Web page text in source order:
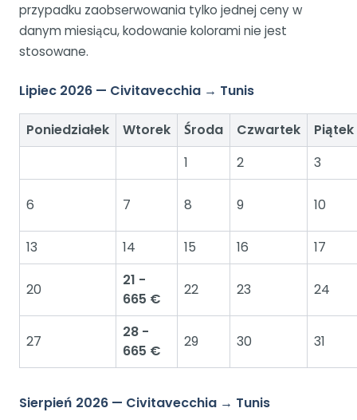
przypadku zaobserwowania tylko jednej ceny w
danym miesiącu, kodowanie kolorami nie jest
stosowane.
Lipiec 2026 — Civitavecchia → Tunis
Poniedziałek Wtorek Środa Czwartek
Piątek
1
2 3
6 7 8 9 10
13 14 15 16 17
20
21 -
665 €
22 23 24
27
28 -
665 €
29 30 31
Sierpień 2026 — Civitavecchia → Tunis